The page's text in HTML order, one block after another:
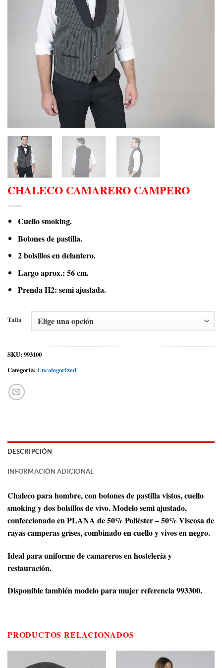
CHALECO CAMARERO CAMPERO
Cuello smoking.
Botones de pastilla.
2 bolsillos en delantero.
Largo aprox.: 56 cm.
Prenda H2: semi ajustada.
Talla
SKU: 993100
Categoría: Uncategorized
DESCRIPCIÓN
INFORMACIÓN ADICIONAL
Chaleco para hombre, con botones de pastilla vistos, cuello
smoking y dos bolsillos de vivo. Modelo semi ajustado,
confeccionado en PLANA de 50% Poliéster – 50% Viscosa de
rayas camperas grises, combinado en cuello y vivos en negro.
Ideal para uniforme de camareros en hostelería y
restauración.
Disponible también modelo para mujer referencia 993300.
PRODUCTOS RELACIONADOS